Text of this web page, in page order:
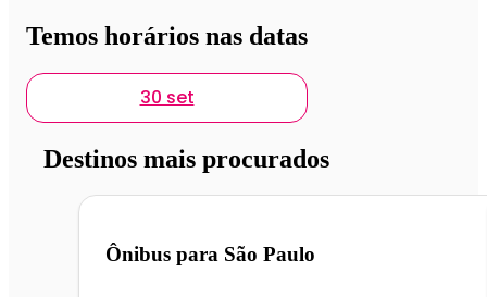
Temos horários nas datas
30 set
Destinos mais procurados
Ônibus para São Paulo